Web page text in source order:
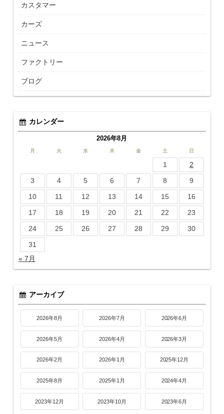
カスタマー
カーズ
ニュース
ファクトリー
ブログ
カレンダー
2026年8月
月 火 水 木 金 土 日
1
2
3
4 5 6 7 8
9
10
11 12 13 14 15
16
17
18 19 20 21 22
23
24
25 26 27 28 29
30
31
« 7月
アーカイブ
2026年8月 2026年7月 2026年6月
2026年5月 2026年4月 2026年3月
2026年2月 2026年1月 2025年12月
2025年8月 2025年1月 2024年4月
2023年12月 2023年10月 2023年6月